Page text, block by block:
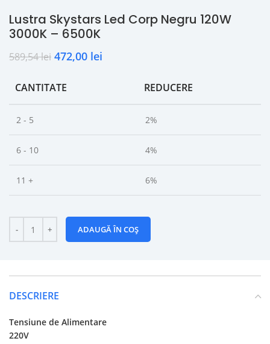
Lustra Skystars Led Corp Negru 120W
3000K – 6500K
589,54lei 472,00 lei
CANTITATE REDUCERE
2 - 5 2%
6 - 10 4%
11 + 6%
ADAUGĂ ÎN COȘ
DESCRIERE
Tensiune de Alimentare
220V